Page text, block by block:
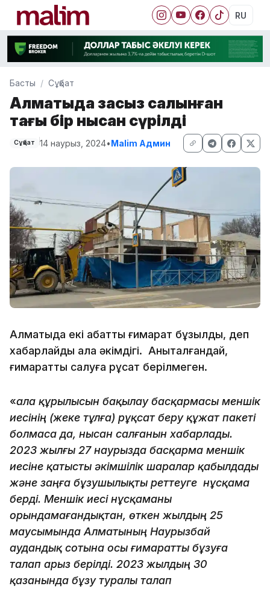
RU
Басты Сұқбат
Алматыда заңсыз салынған
тағы бір нысан сүрілді
Сұқбат 14 наурыз, 2024•Malim Админ
Алматыда екі қабатты ғимарат бұзылды, деп
хабарлайды қала әкімдігі. Анықталғандай,
ғимаратты салуға рұқсат берілмеген.
«Қала құрылысын бақылау басқармасы меншік
иесінің (жеке тұлға) рұқсат беру құжат пакеті
болмаса да, нысан салғанын хабарлады.
2023 жылғы 27 наурызда басқарма меншік
иесіне қатысты әкімшілік шаралар қабылдады
және заңға бұзушылықты реттеуге нұсқама
берді. Меншік иесі нұсқаманы
орындамағандықтан, өткен жылдың 25
маусымында Алматының Наурызбай
аудандық сотына осы ғимаратты бұзуға
талап арыз берілді. 2023 жылдың 30
қазанында бұзу туралы талап